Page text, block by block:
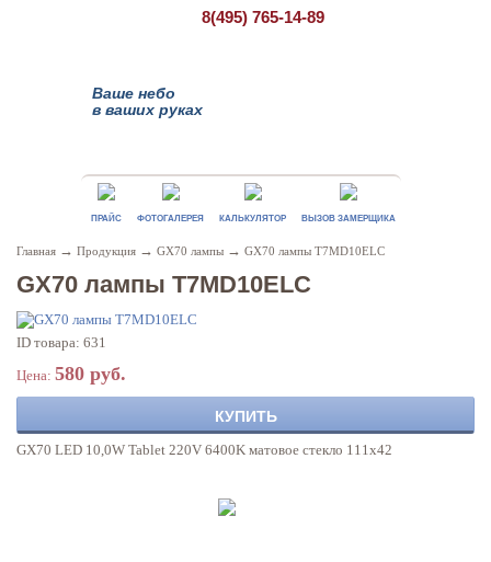
8(495) 765-14-89
Ваше небо
в ваших руках
ПРАЙС ФОТОГАЛЕРЕЯ КАЛЬКУЛЯТОР ВЫЗОВ ЗАМЕРЩИКА
Главная → Продукция → GX70 лампы → GX70 лампы T7MD10ELC
GX70 лампы T7MD10ELC
ID товара: 631
Цена: 580 руб.
КУПИТЬ
GX70 LED 10,0W Tablet 220V 6400K матовое стекло 111х42